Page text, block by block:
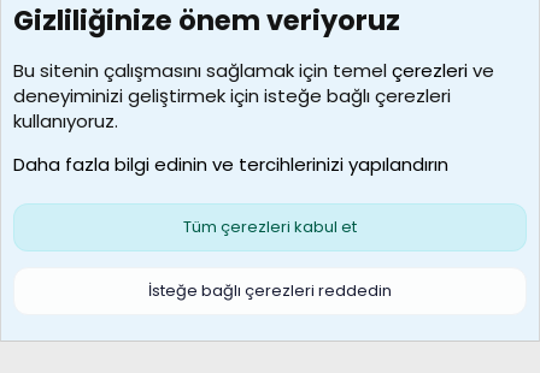
7390
Kullanıcılar
MosesBrownHayranı
Son üye
Çerezler
S
Gizliliğinize önem veriyoruz
Bu sitenin çalışmasını sağlamak için temelçerezlerive
deneyiminizi geliştirmek için isteğe bağlı çerezleri
kullanıyoruz.
Daha fazla bilgi edinin ve tercihlerinizi yapılandırın
Tüm çerezleri kabul et
İsteğe bağlı çerezleri reddedin